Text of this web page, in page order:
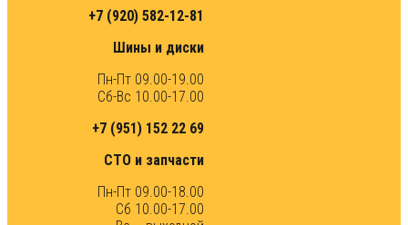
+7 (920) 582-12-81
Шины и диски
Пн-Пт 09.00-19.00
Сб-Вс 10.00-17.00
+7 (951) 152 22 69
СТО и запчасти
Пн-Пт 09.00-18.00
Сб 10.00-17.00